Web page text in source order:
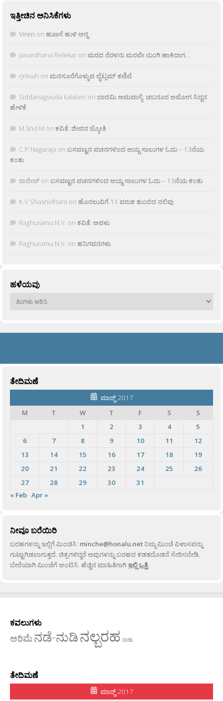
ಇತ್ತೀಚಿನ ಅನಿಸಿಕೆಗಳು
Viren on ಹುಣಸೆ ಹುಳಿ ಅನ್ನ
Janardhana Relekar on ಮರದ ನೆರಳನು ಮರವೇ ನುಂಗಿ ಹಾಕಿದಾಗ…
rjnivah on ಮನಸೂರೆಗೊಳ್ಳುವ ಲೈಟ್ಲಮ್ ಕಣಿವೆ
Siddanagouda kalakeri on ಬಾದಮಿ ಅಮವಾಸ್ಯೆ: ಚಬನೂರ ಅಮೋಗ ಸಿದ್ದನ
ಹೇಳಿಕೆ
M âñd M on ಕವಿತೆ: ಜೀವನ ಜ್ಯೋತಿ
C.P.Nagaraja on ಬಸವಣ್ಣನ ವಚನಗಳಿಂದ ಆಯ್ದ ಸಾಲುಗಳ ಓದು – 13ನೆಯ
ಕಂತು
ರಾಜೀವ್ on ಬಸವಣ್ಣನ ವಚನಗಳಿಂದ ಆಯ್ದ ಸಾಲುಗಳ ಓದು – 13ನೆಯ ಕಂತು
K.V Shashidhara on ಹೊನಲುವಿಗೆ 11 ವರುಶ ತುಂಬಿದ ನಲಿವು
Raghuramu N.V. on ಕವಿತೆ: ಅವಳು
Raghuramu N.V. on ಹನಿಗವನಗಳು
ಹಳೆಯವು
ಹಳೆಯವು
ತೇದಿಮಣೆ
ಮಾರ್‍ಚ್ 2017
M
T W T F S
S
1
2 3 4
5
6
7 8 9 10 11
12
13
14 15 16 17 18
19
20
21 22 23 24 25
26
27
28 29 30
31
« Feb Apr »
ನೀವೂ ಬರೆಯಿರಿ
ಬರಹಗಳನ್ನು ಇಲ್ಲಿಗೆ ಮಿಂಚಿಸಿ: minche@honalu.netನಿಮ್ಮ ಮಿಂಚೆ ವಿಳಾಸವನ್ನು
ಗುಟ್ಟಾಗಿಡಲಾಗುತ್ತದೆ. ಚಿತ್ರಗಳಿದ್ದರೆ ಅವುಗಳನ್ನು ಬರಹದ ಕಡತದೊಡನೆ ಸೇರಿಸಬೇಡಿ,
ಬೇರೆಯಾಗಿ ಮಿಂಚೆಗೆ ಅಂಟಿಸಿ. ಹೆಚ್ಚಿನ ಮಾಹಿತಿಗಾಗಿಇಲ್ಲಿ ಒತ್ತಿ.
ಕವಲುಗಳು
ಅರಿಮೆನಡೆ-ನುಡಿನಲ್ಬರಹ ನಾಡು
ತೇದಿಮಣೆ
ಮಾರ್‍ಚ್ 2017